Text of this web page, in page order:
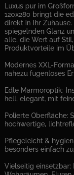
Luxus pur im
120x280 bringt die
direkt in Ihr
spiegelnden Glanz
alle, die Wert auf
Produktvorteile im
Modernes XXL-
nahezu fugenloses
Edle Marmoroptik:
hell, elegant, mit
Polierte Oberfläche:
hochwertige,
Pflegeleicht &
besonders einfach
Vielseitig einsetzbar: